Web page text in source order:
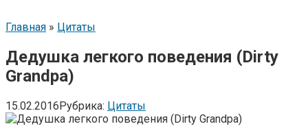
Главная » Цитаты
Дедушка легкого поведения (Dirty
Grandpa)
15.02.2016Рубрика: Цитаты